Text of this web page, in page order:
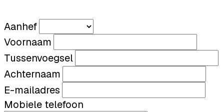
Aanhef
Voornaam
Tussenvoegsel
Achternaam
E-mailadres
Mobiele telefoon